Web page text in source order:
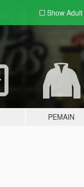
Show Adult
PEMAIN